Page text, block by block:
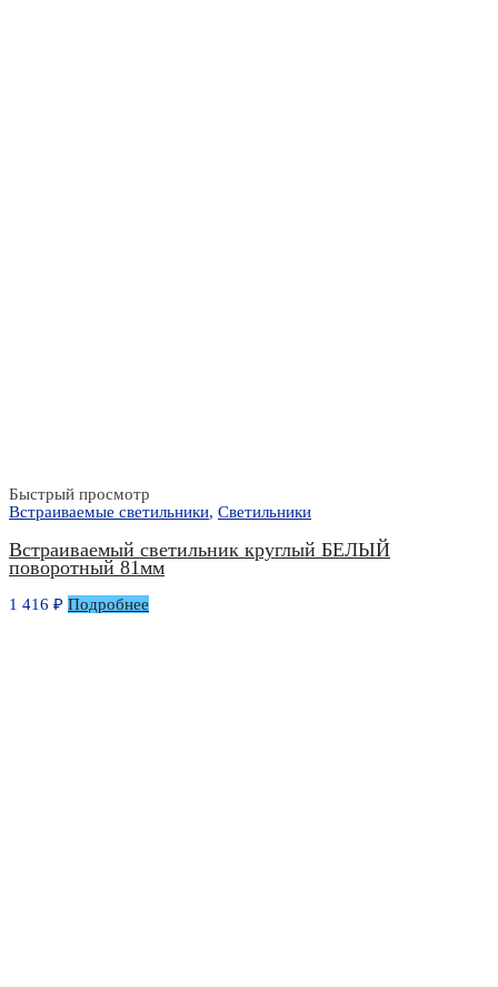
Быстрый просмотр
Встраиваемые светильники, Светильники
Встраиваемый светильник круглый БЕЛЫЙ
поворотный 81мм
1 416 ₽ Подробнее